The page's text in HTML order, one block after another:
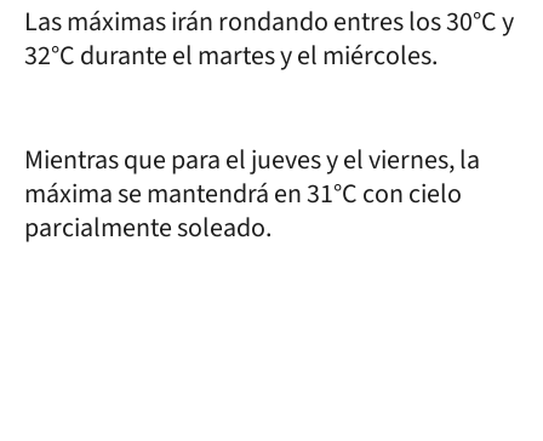
Las máximas irán rondando entres los 30°C y
32°C durante el martes y el miércoles.
Mientras que para el jueves y el viernes, la
máxima se mantendrá en 31°C con cielo
parcialmente soleado.